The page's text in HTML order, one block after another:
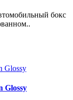
бокс
Glossy